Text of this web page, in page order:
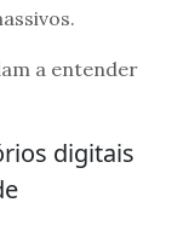
a entender
digitais